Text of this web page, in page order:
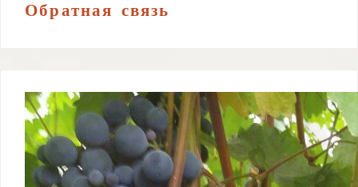
Обратная связь